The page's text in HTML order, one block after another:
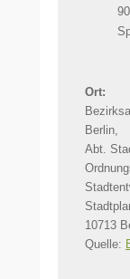
Ort:
Berlin,
Abt.
10713
Quelle: